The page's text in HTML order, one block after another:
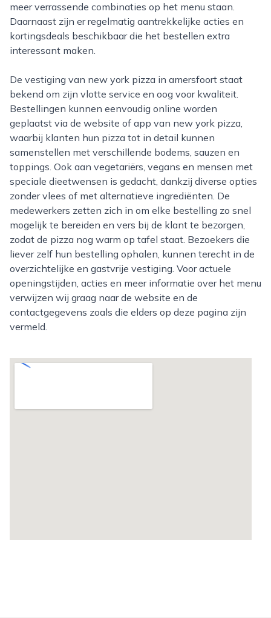
meer verrassende combinaties op het menu staan.
Daarnaast zijn er regelmatig aantrekkelijke acties en
kortingsdeals beschikbaar die het bestellen extra
interessant maken.
De vestiging van new york pizza in amersfoort staat
bekend om zijn vlotte service en oog voor kwaliteit.
Bestellingen kunnen eenvoudig online worden
geplaatst via de website of app van new york pizza,
waarbij klanten hun pizza tot in detail kunnen
samenstellen met verschillende bodems, sauzen en
toppings. Ook aan vegetariërs, vegans en mensen met
speciale dieetwensen is gedacht, dankzij diverse opties
zonder vlees of met alternatieve ingrediënten. De
medewerkers zetten zich in om elke bestelling zo snel
mogelijk te bereiden en vers bij de klant te bezorgen,
zodat de pizza nog warm op tafel staat. Bezoekers die
liever zelf hun bestelling ophalen, kunnen terecht in de
overzichtelijke en gastvrije vestiging. Voor actuele
openingstijden, acties en meer informatie over het menu
verwijzen wij graag naar de website en de
contactgegevens zoals die elders op deze pagina zijn
vermeld.